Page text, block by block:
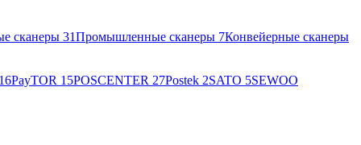
сканеры 31Промышленные сканеры 7Конвейерные сканеры
16PayTOR 15POSCENTER 27Postek 2SATO 5SEWOO